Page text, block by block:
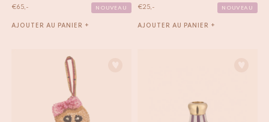
€65,- NOUVEAU
AJOUTER AU PANIER +
€25,- NOUVEAU
AJOUTER AU PANIER +